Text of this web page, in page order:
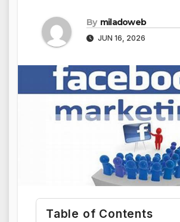
By miladoweb
JUN 16, 2026
Table of Contents